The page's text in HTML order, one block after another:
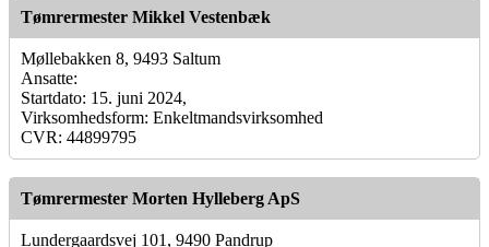
Tømrermester Mikkel Vestenbæk
Møllebakken 8, 9493 Saltum
Ansatte:
Startdato: 15. juni 2024,
Virksomhedsform: Enkeltmandsvirksomhed
CVR: 44899795
Tømrermester Morten Hylleberg ApS
Lundergaardsvej 101, 9490 Pandrup